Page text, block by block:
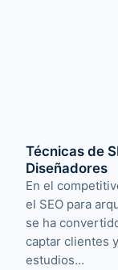
Técnicas de
Diseñadores
En el
el SEO para
se ha
captar clientes
estudios…